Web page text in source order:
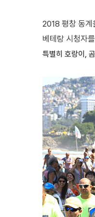
2018 평창 동계
베테랑 시청자
특별히 호랑이,